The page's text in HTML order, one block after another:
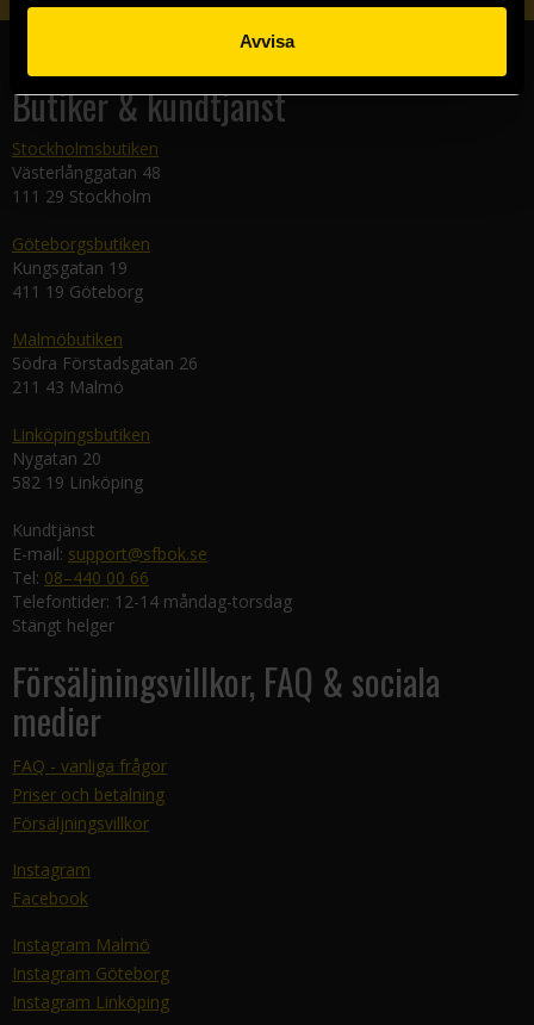
Avvisa
Butiker & kundtjänst
Stockholmsbutiken
Västerlånggatan 48
111 29 Stockholm
Göteborgsbutiken
Kungsgatan 19
411 19 Göteborg
Malmöbutiken
Södra Förstadsgatan 26
211 43 Malmö
Linköpingsbutiken
Nygatan 20
582 19 Linköping
Kundtjänst
E-mail: support@sfbok.se
Tel: 08–440 00 66
Telefontider: 12-14 måndag-torsdag
Stängt helger
Försäljningsvillkor, FAQ & sociala
medier
FAQ - vanliga frågor
Priser och betalning
Försäljningsvillkor
Instagram
Facebook
Instagram Malmö
Instagram Göteborg
Instagram Linköping